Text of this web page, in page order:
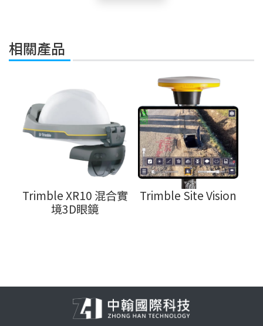
相關產品
Trimble XR10 混合實
境3D眼鏡
Trimble Site Vision